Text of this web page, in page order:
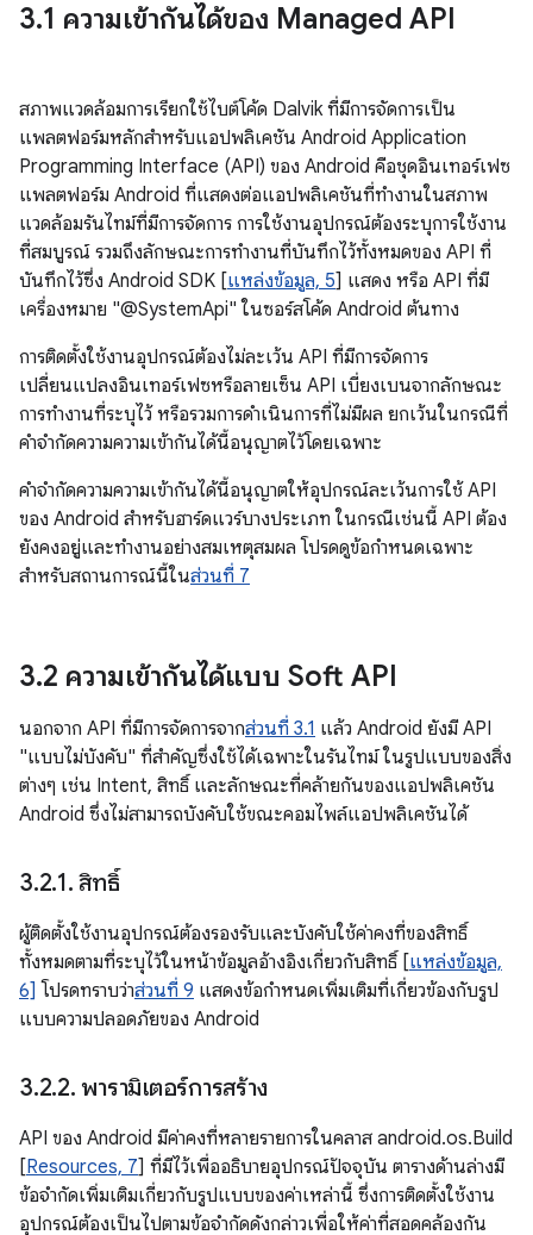
3.1 ความเข้ากันได้ของ Managed API
สภาพแวดล้อมการเรียกใช้ไบต์โค้ด Dalvik ที่มีการจัดการเป็น
แพลตฟอร์มหลักสําหรับแอปพลิเคชัน Android Application
Programming Interface (API) ของ Android คือชุดอินเทอร์เฟซ
แพลตฟอร์ม Android ที่แสดงต่อแอปพลิเคชันที่ทำงานในสภาพ
แวดล้อมรันไทม์ที่มีการจัดการ การใช้งานอุปกรณ์ต้องระบุการใช้งาน
ที่สมบูรณ์ รวมถึงลักษณะการทำงานที่บันทึกไว้ทั้งหมดของ API ที่
บันทึกไว้ซึ่ง Android SDK [แหล่งข้อมูล, 5] แสดง หรือ API ที่มี
เครื่องหมาย "@SystemApi" ในซอร์สโค้ด Android ต้นทาง
การติดตั้งใช้งานอุปกรณ์ต้องไม่ละเว้น API ที่มีการจัดการ
เปลี่ยนแปลงอินเทอร์เฟซหรือลายเซ็น API เบี่ยงเบนจากลักษณะ
การทำงานที่ระบุไว้ หรือรวมการดำเนินการที่ไม่มีผล ยกเว้นในกรณีที่
คำจำกัดความความเข้ากันได้นี้อนุญาตไว้โดยเฉพาะ
คําจํากัดความความเข้ากันได้นี้อนุญาตให้อุปกรณ์ละเว้นการใช้ API
ของ Android สำหรับฮาร์ดแวร์บางประเภท ในกรณีเช่นนี้ API ต้อง
ยังคงอยู่และทํางานอย่างสมเหตุสมผล โปรดดูข้อกำหนดเฉพาะ
สำหรับสถานการณ์นี้ในส่วนที่ 7
3.2 ความเข้ากันได้แบบ Soft API
นอกจาก API ที่มีการจัดการจากส่วนที่ 3.1 แล้ว Android ยังมี API
"แบบไม่บังคับ" ที่สำคัญซึ่งใช้ได้เฉพาะในรันไทม์ ในรูปแบบของสิ่ง
ต่างๆ เช่น Intent, สิทธิ์ และลักษณะที่คล้ายกันของแอปพลิเคชัน
Android ซึ่งไม่สามารถบังคับใช้ขณะคอมไพล์แอปพลิเคชันได้
3.2.1. สิทธิ์
ผู้ติดตั้งใช้งานอุปกรณ์ต้องรองรับและบังคับใช้ค่าคงที่ของสิทธิ์
ทั้งหมดตามที่ระบุไว้ในหน้าข้อมูลอ้างอิงเกี่ยวกับสิทธิ์ [แหล่งข้อมูล,
6] โปรดทราบว่าส่วนที่ 9 แสดงข้อกำหนดเพิ่มเติมที่เกี่ยวข้องกับรูป
แบบความปลอดภัยของ Android
3.2.2. พารามิเตอร์การสร้าง
API ของ Android มีค่าคงที่หลายรายการในคลาส android.os.Build
[Resources, 7] ที่มีไว้เพื่ออธิบายอุปกรณ์ปัจจุบัน ตารางด้านล่างมี
ข้อจํากัดเพิ่มเติมเกี่ยวกับรูปแบบของค่าเหล่านี้ ซึ่งการติดตั้งใช้งาน
อุปกรณ์ต้องเป็นไปตามข้อจํากัดดังกล่าวเพื่อให้ค่าที่สอดคล้องกัน